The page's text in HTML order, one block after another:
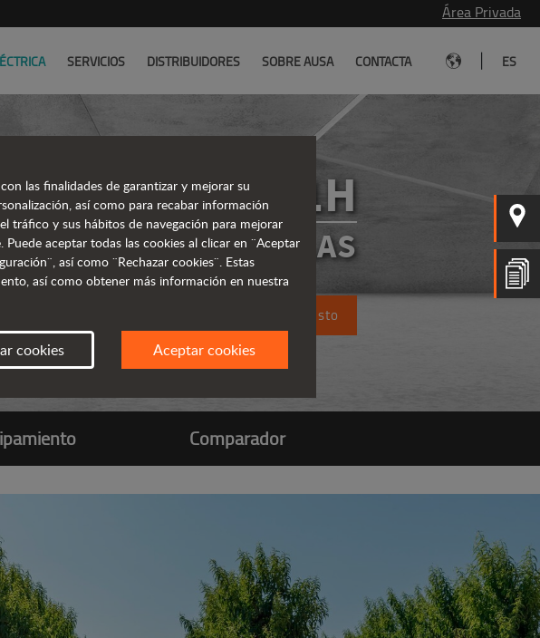
Área Privada
SERVICIOS DISTRIBUIDORES SOBRE AUSA CONTACTA ES
C151H
CARRETILLAS
Solicita un presupuesto
Comparador
las finalidades de garantizar y mejorar su
así como para recabar información
tráfico y sus hábitos de navegación para mejorar
aceptar todas las cookies al clicar en ¨Aceptar
así como ¨Rechazar cookies¨. Estas
así como obtener más información en nuestra
cookies Aceptar cookies